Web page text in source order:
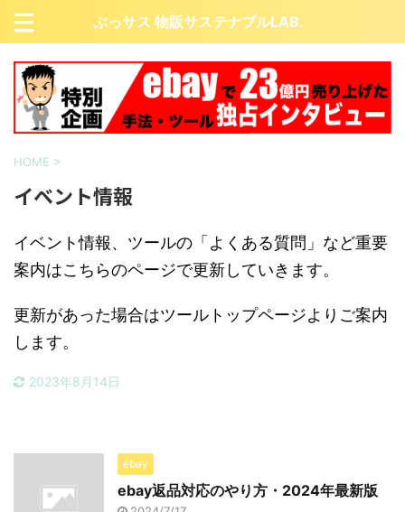
ぶっサス 物販サステナブルLAB.
HOME >
イベント情報
イベント情報、ツールの「よくある質問」など重要
案内はこちらのページで更新していきます。
更新があった場合はツールトップページよりご案内
します。
2023年8月14日
ebay
ebay返品対応のやり方・2024年最新版